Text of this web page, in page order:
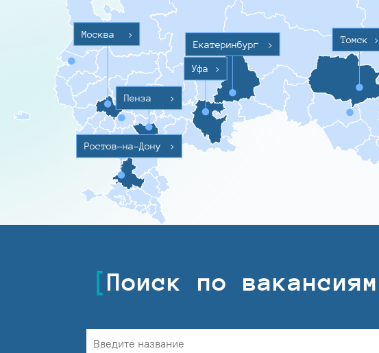
Москва >
Ростов-на-Дону >
Пенза >
Уфа >
Екатеринбург > Томск >
Поиск по вакансиям